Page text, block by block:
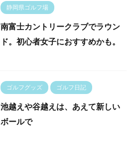
静岡県ゴルフ場
南富士カントリークラブでラウン
ド。初心者女子におすすめかも。
ゴルフグッズ ゴルフ日記
池越えや谷越えは、あえて新しい
ボールで